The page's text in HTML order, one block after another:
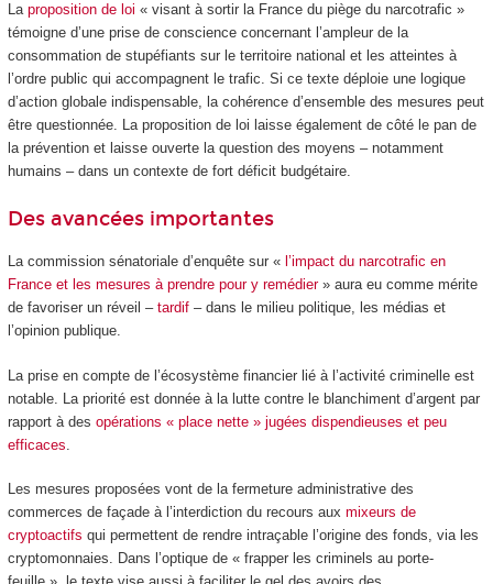
La proposition de loi « visant à sortir la France du piège du narcotrafic »
témoigne d’une prise de conscience concernant l’ampleur de la
consommation de stupéfiants sur le territoire national et les atteintes à
l’ordre public qui accompagnent le trafic. Si ce texte déploie une logique
d’action globale indispensable, la cohérence d’ensemble des mesures peut
être questionnée. La proposition de loi laisse également de côté le pan de
la prévention et laisse ouverte la question des moyens – notamment
humains – dans un contexte de fort déficit budgétaire.
Des avancées importantes
La commission sénatoriale d’enquête sur « l’impact du narcotrafic en
France et les mesures à prendre pour y remédier» aura eu comme mérite
de favoriser un réveil – tardif– dans le milieu politique, les médias et
l’opinion publique.
La prise en compte de l’écosystème financier lié à l’activité criminelle est
notable. La priorité est donnée à la lutte contre le blanchiment d’argent par
rapport à des opérations « place nette » jugées dispendieuses et peu
efficaces
Les mesures proposées vont de la fermeture administrative des
commerces de façade à l’interdiction du recours aux mixeurs de
cryptoactifs qui permettent de rendre intraçable l’origine des fonds, via les
cryptomonnaies. Dans l’optique de « frapper les criminels au porte-